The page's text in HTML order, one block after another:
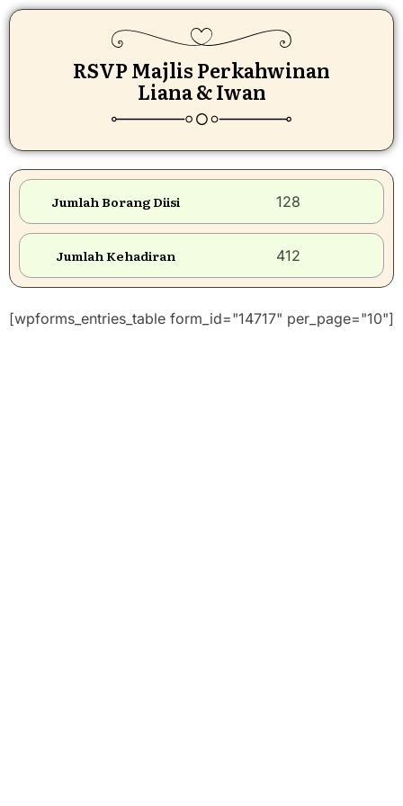
RSVP Majlis Perkahwinan
Liana & Iwan
Jumlah Borang Diisi 128
Jumlah Kehadiran 412
[wpforms_entries_table form_id="14717" per_page="10"]